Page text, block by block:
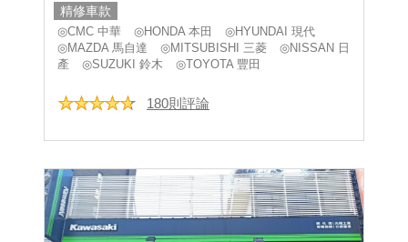
精修車款
◎CMC 中華 ◎HONDA 本田
◎HYUNDAI 現代
◎MAZDA 馬自達
◎MITSUBISHI 三菱
◎NISSAN 日
產
◎SUZUKI 鈴木 ◎TOYOTA 豐田
180則評論